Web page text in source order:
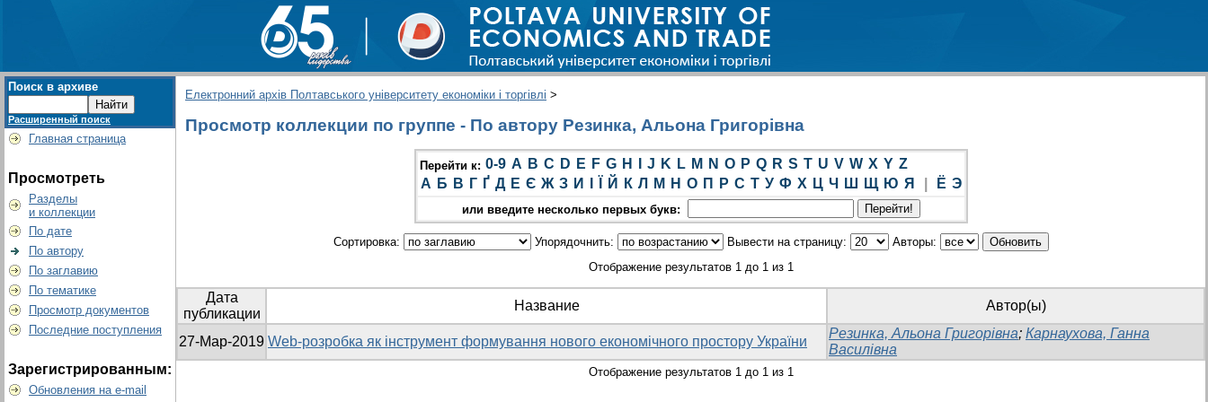
Поиск в архиве
Расширенный поиск
Главная страница
Просмотреть
Разделы
и коллекции
По дате
По автору
По заглавию
По тематике
Просмотр документов
Последние поступления
Зарегистрированным:
Обновления на e-mail
Електронний архів Полтавського університету економіки і торгівлі >
Просмотр коллекции по группе - По автору Резинка, Альона Григорівна
Перейти к: 0-9 A B C D E F G H J K L M N O P Q R S T U V W X Y Z
А Б В Г Ґ Д Е Є Ж З И Й К Л М Н О П Р С Т У Ф Х Ц Ч Ш Щ Ю Я Ё Э
или введите несколько первых букв:
Сортировка: Упорядочнить: Вывести на страницу:
Авторы:
Отображение результатов 1 до 1 из 1
Дата
публикации
Название Автор(ы)
27-Мар-2019 Web-розробка як інструмент формування нового економічного простору України
Резинка, Альона Григорівна; Карнаухова, Ганна
Василівна
Отображение результатов 1 до 1 из 1